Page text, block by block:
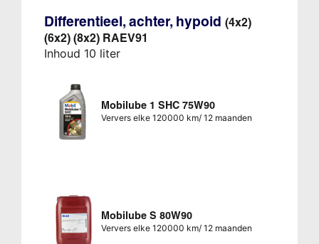
Differentieel, achter, hypoid (4x2)
(6x2) (8x2) RAEV91
Inhoud 10 liter
Mobilube 1 SHC 75W90
Ververs elke 120000 km/ 12 maanden
Mobilube S 80W90
Ververs elke 120000 km/ 12 maanden